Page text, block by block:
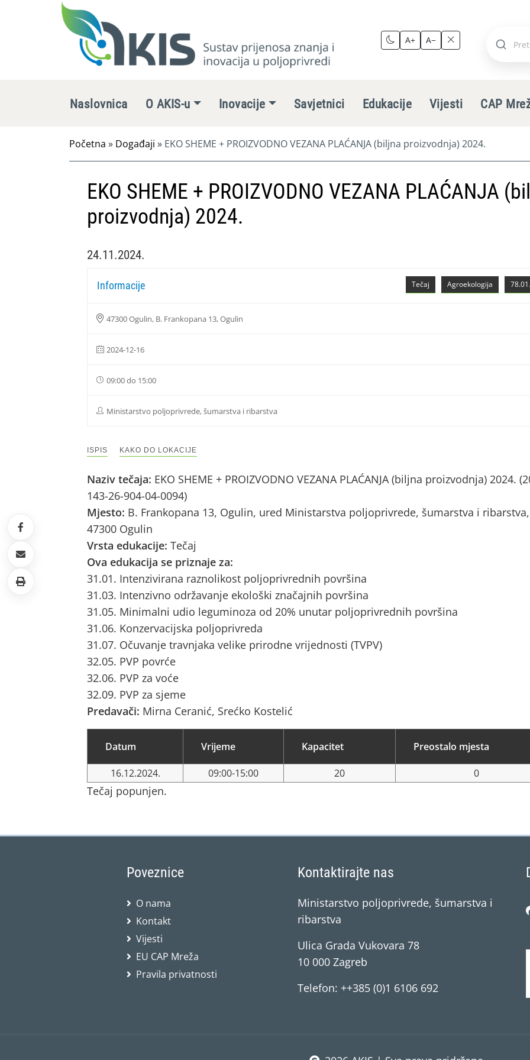
A+ A−
Pretraži
Naslovnica O AKIS-u Inovacije Savjetnici Edukacije Vijesti CAP
Početna » Događaji » EKO SHEME + PROIZVODNO VEZANA PLAĆANJA (biljna proizvodnja) 2024.
EKO SHEME + PROIZVODNO VEZANA PLAĆANJA
proizvodnja) 2024.
24.11.2024.
Agroekologija
Tečaj
Informacije
47300 Ogulin, B. Frankopana 13, Ogulin
2024-12-16
09:00 do 15:00
Ministarstvo poljoprivrede, šumarstva i ribarstva
ISPIS KAKO DO LOKACIJE
Naziv tečaja: EKO SHEME + PROIZVODNO VEZANA PLAĆANJA (biljna proizvodnja) 2024.
143-26-904-04-0094)
Mjesto: B. Frankopana 13, Ogulin, ured Ministarstva poljoprivrede, šumarstva i ribarstva,
47300 Ogulin
Vrsta edukacije: Tečaj
Ova edukacija se priznaje za:
31.01. Intenzivirana raznolikost poljoprivrednih površina
31.03. Intenzivno održavanje ekološki značajnih površina
31.05. Minimalni udio leguminoza od 20% unutar poljoprivrednih površina
31.06. Konzervacijska poljoprivreda
31.07. Očuvanje travnjaka velike prirodne vrijednosti (TVPV)
32.05. PVP povrće
32.06. PVP za voće
32.09. PVP za sjeme
Predavači: Mirna Ceranić, Srećko Kostelić
Datum Vrijeme Kapacitet Preostalo mjesta
16.12.2024. 09:00-15:00 20 0
Tečaj popunjen.
Poveznice
O nama
Kontakt
Vijesti
EU CAP Mreža
Pravila privatnosti
Kontaktirajte nas
Ministarstvo poljoprivrede, šumarstva i
ribarstva
Ulica Grada Vukovara 78
10 000 Zagreb
Telefon: ++385 (0)1 6106 692